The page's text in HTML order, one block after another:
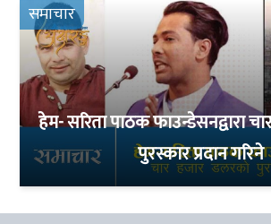
समाचार
हेम- सरिता पाठक फाउन्डेसनद्वारा
पुरस्कार प्रदान गरिने